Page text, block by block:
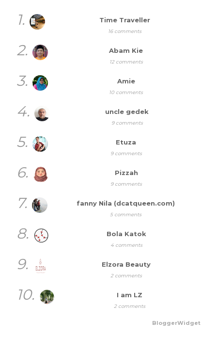
1. Time Traveller
16 comments
2. Abam Kie
12 comments
3. Amie
10 comments
4. uncle gedek
9 comments
5. Etuza
9 comments
6. Pizzah
9 comments
7. fanny Nila (dcatqueen.com)
5 comments
8. Bola Katok
4 comments
9. Elzora Beauty
2 comments
10. I am LZ
2 comments
BloggerWidget